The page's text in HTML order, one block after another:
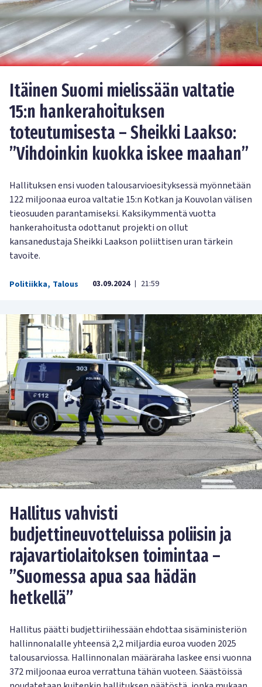
Itäinen Suomi mielissään valtatie
15:n hankerahoituksen
toteutumisesta – Sheikki Laakso:
”Vihdoinkin kuokka iskee maahan”
Hallituksen ensi vuoden talousarvioesityksessä myönnetään
122 miljoonaa euroa valtatie 15:n Kotkan ja Kouvolan välisen
tieosuuden parantamiseksi. Kaksikymmentä vuotta
hankerahoitusta odottanut projekti on ollut
kansanedustaja Sheikki Laakson poliittisen uran tärkein
tavoite.
Politiikka, Talous 03.09.2024 | 21:59
Hallitus vahvisti
budjettineuvotteluissa poliisin ja
rajavartiolaitoksen toimintaa –
”Suomessa apua saa hädän
hetkellä”
Hallitus päätti budjettiriihessään ehdottaa sisäministeriön
hallinnonalalle yhteensä 2,2 miljardia euroa vuoden 2025
talousarviossa. Hallinnonalan määräraha laskee ensi vuonna
372 miljoonaa euroa verrattuna tähän vuoteen. Säästöissä